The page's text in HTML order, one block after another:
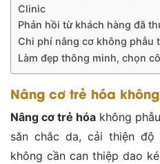
Clinic
Phản hồi từ khách hàng đã
Chi phí nâng cơ không phẫu
Làm đẹp thông minh, chọn
Nâng cơ trẻ hóa
Nâng cơ trẻ hóa không
săn chắc da, cải thiện
không cần can thiệp dao